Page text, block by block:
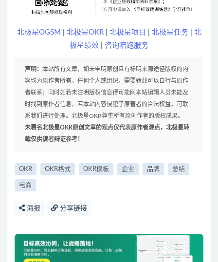
北极星OGSM 北极星OKR| 北极星项目 北极星任务
北
极星绩效
咨询陪跑服务
声明： 本站所有文章，如未申明原创且有标明来源途径版权的内
容均为原作者所有，任何个人或组织，需要转载可以自行与原作
者联系；同时如若未注明版权信息得可能网本站编辑人员未能及
时找到原作者信息，若本站内容侵犯了原著者的合法权益，可联
系我们进行处理。北极星OKR尊重所有原创作者的版权成果。
未署名北极星OKR原创文章的观点仅代表原作者观点，北极星转
载仅供读者辩证参考！
OKR OKR格式 OKR模板 企业 品牌 总结
电商
海报 分享链接